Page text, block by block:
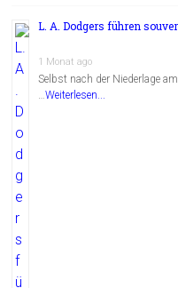
L. A. Dodgers führen
1 Monat ago
Selbst nach der Niederlage
…Weiterlesen...